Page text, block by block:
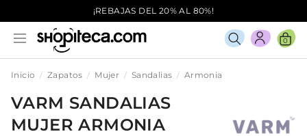
¡REBAJAS DEL 20% AL 80%!
0
Inicio Zapatos Mujer Sandalias Armonia
VARM SANDALIAS
MUJERARMONIA